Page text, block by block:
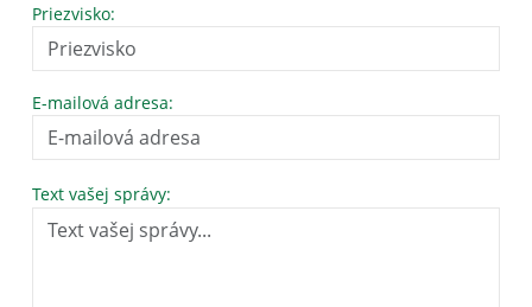
Priezvisko:
E-mailová adresa:
Text vašej správy: